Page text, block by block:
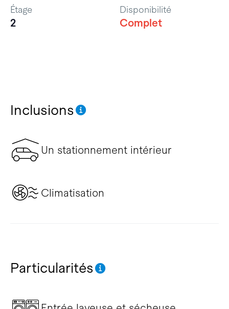
Inclusions
Un stationnement intérieur
Climatisation
Particularités
Étage
2
Disponibilité
Complet